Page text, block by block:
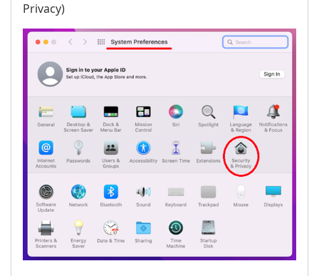
Privacy)